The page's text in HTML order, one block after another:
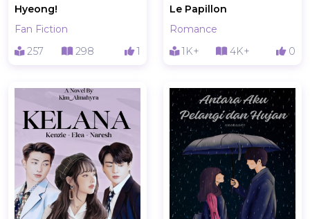
Hyeong!
Fan Fiction
257
298 1
Le Papillon
Romance
1K+
4K+ 0